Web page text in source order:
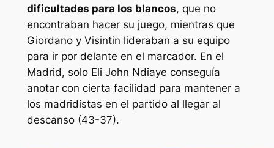
dificultades para los blancos, que no
encontraban hacer su juego, mientras que
Giordano y Visintin lideraban a su equipo
para ir por delante en el marcador. En el
Madrid, solo Eli John Ndiaye conseguía
anotar con cierta facilidad para mantener a
los madridistas en el partido al llegar al
descanso (43-37).